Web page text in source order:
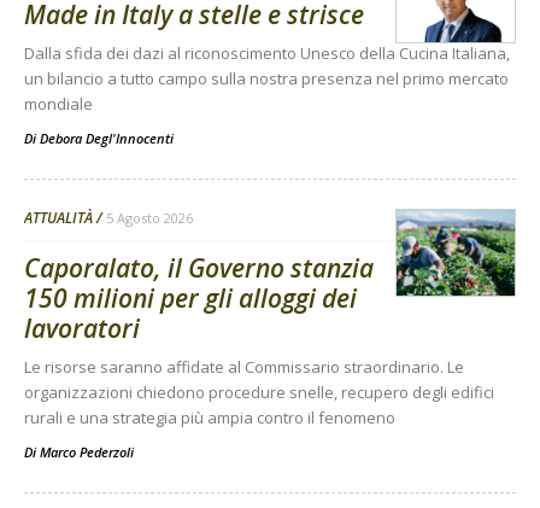
Made in Italy a stelle e strisce
Dalla sfida dei dazi al riconoscimento Unesco della Cucina Italiana,
un bilancio a tutto campo sulla nostra presenza nel primo mercato
mondiale
Di Debora Degl'Innocenti
ATTUALITÀ 5 Agosto 2026
Caporalato, il Governo stanzia
150 milioni per gli alloggi dei
lavoratori
Le risorse saranno affidate al Commissario straordinario. Le
organizzazioni chiedono procedure snelle, recupero degli edifici
rurali e una strategia più ampia contro il fenomeno
Di Marco Pederzoli